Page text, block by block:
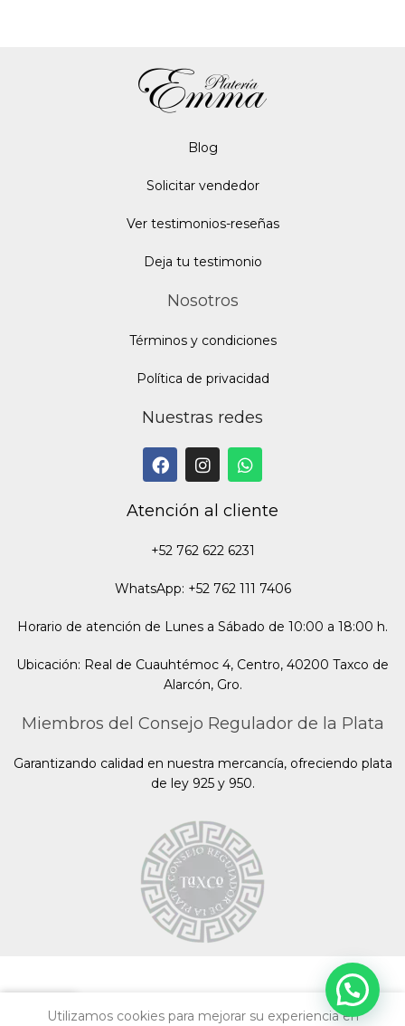
Blog
Solicitar vendedor
Ver testimonios-reseñas
Deja tu testimonio
Nosotros
Términos y condiciones
Política de privacidad
Nuestras redes
Atención al cliente
+52 762 622 6231
WhatsApp: +52 762 111 7406
Horario de atención de Lunes a Sábado de 10:00 a 18:00 h.
Ubicación: Real de Cuauhtémoc 4, Centro, 40200 Taxco de
Alarcón, Gro.
Miembros del Consejo Regulador de la Plata
Garantizando calidad en nuestra mercancía, ofreciendo plata
de ley 925 y 950.
Utilizamos cookies para mejorar su experiencia en